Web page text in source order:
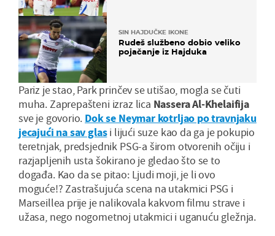
SIN HAJDUČKE IKONE
Rudeš službeno dobio veliko
pojačanje iz Hajduka
Pariz je stao, Park prinčev se utišao, mogla se čuti
muha. Zaprepašteni izraz lica Nassera Al-Khelaifija
sve je govorio. Dok se Neymar kotrljao po travnjaku
jecajući na sav glasi lijući suze kao da ga je pokupio
teretnjak, predsjednik PSG-a širom otvorenih očiju i
razjapljenih usta šokirano je gledao što se to
događa. Kao da se pitao: Ljudi moji, je li ovo
moguće!? Zastrašujuća scena na utakmici PSG i
Marseillea prije je nalikovala kakvom filmu strave i
užasa, nego nogometnoj utakmici i uganuću gležnja.